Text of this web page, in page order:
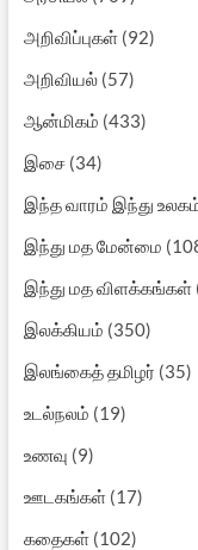
அறிவிப்புகள்(92)
அறிவியல்(57)
ஆன்மிகம் (433)
இசை(34)
இந்த வாரம் இந்து
இந்து மத மேன்மை
இந்து மத விளக்கங்கள்
இலக்கியம் (350)
இலங்கைத் தமிழர் (35)
உடல்நலம் (19)
உணவு (9)
ஊடகங்கள்(17)
கதைகள்(102)